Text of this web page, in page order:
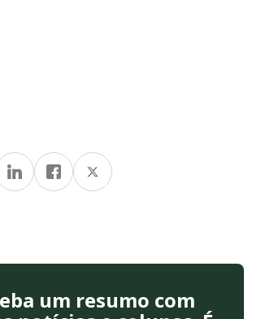
um resumo com